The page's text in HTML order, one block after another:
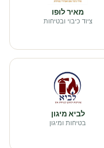
מאיר לופו
ציוד כיבוי ובטיחות
לביא מיגון
בטיחות ומיגון